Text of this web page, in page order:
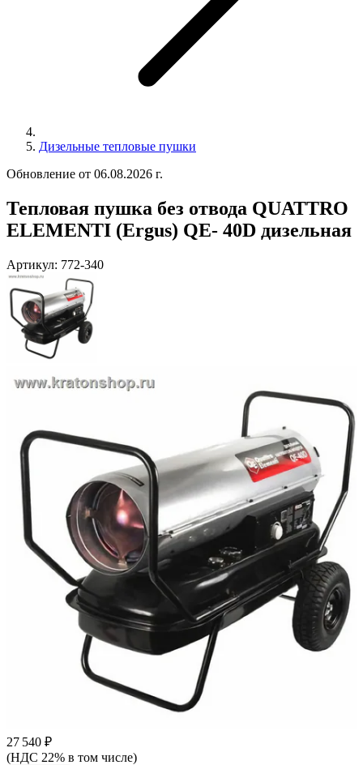
Дизельные тепловые пушки
Обновление от 06.08.2026 г.
Тепловая пушка без отвода QUATTRO
ELEMENTI (Ergus) QE- 40D дизельная
Артикул: 772-340
27 540 ₽
(НДС 22% в том числе)